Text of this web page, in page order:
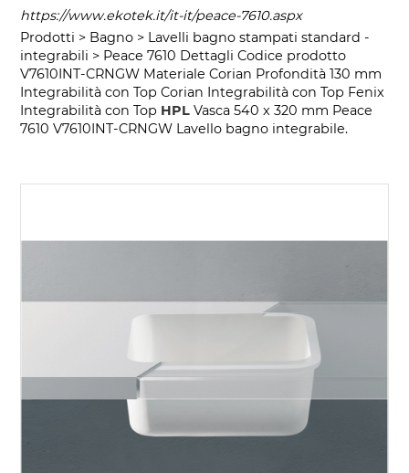
https://www.ekotek.it/it-it/peace-7610.aspx
Prodotti > Bagno > Lavelli bagno stampati standard -
integrabili > Peace 7610 Dettagli Codice prodotto
V7610INT-CRNGW Materiale Corian Profondità 130 mm
Integrabilità con Top Corian Integrabilità con Top Fenix
Integrabilità con Top HPL Vasca 540 x 320 mm Peace
7610 V7610INT-CRNGW Lavello bagno integrabile.